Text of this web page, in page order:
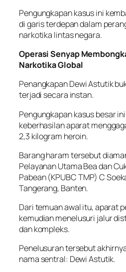
Pengungkapan kasus ini
di garis terdepan dalam
narkotika lintas negara.
Operasi Senyap
Narkotika Global
Penangkapan Dewi Astutik
terjadi secara instan.
Pengungkapan kasus besar
keberhasilan aparat
2,3 kilogram heroin.
Barang haram tersebut
Pelayanan Utama Bea dan
Pabean (KPUBC TMP) C
Tangerang, Banten.
Dari temuan awal itu, aparat
kemudian menelusuri jalur
dan kompleks.
Penelusuran tersebut
nama sentral: Dewi Astutik.